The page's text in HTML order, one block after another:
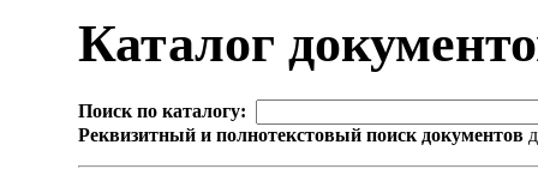
Каталог
Поиск по каталогу:
Реквизитный и полнотекстовый поиск документов